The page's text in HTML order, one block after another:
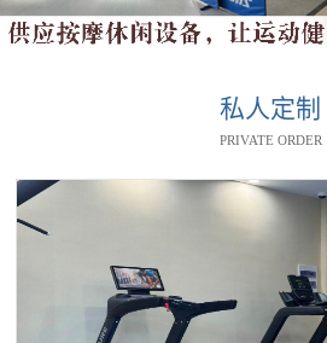
私人定制
PRIVATE ORDER